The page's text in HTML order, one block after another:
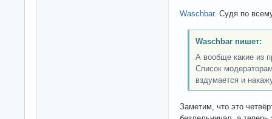
Waschbar. Судя по
Waschbar пишет:
А вообще какие из
Список
вздумается и
Заметим, что это